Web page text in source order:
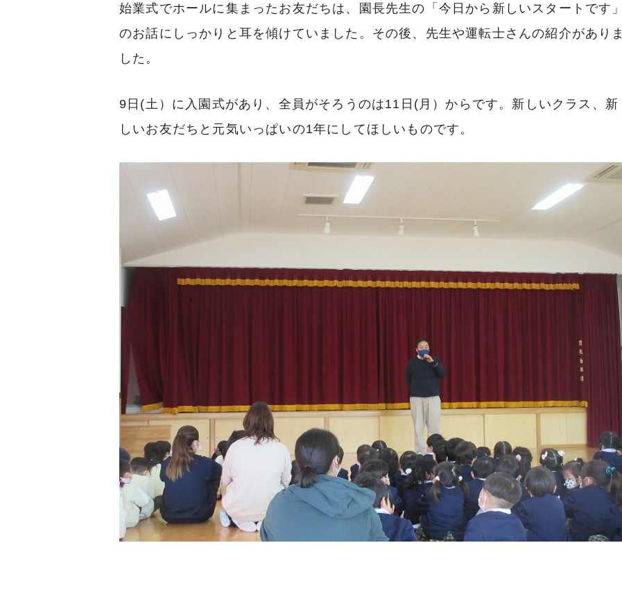
始業式でホールに集まったお友だちは、園長先生の「今日から新しいスタートです」
のお話にしっかりと耳を傾けていました。その後、先生や運転士さんの紹介がありま
した。
9日(土）に入園式があり、全員がそろうのは11日(月）からです。新しいクラス、新
しいお友だちと元気いっぱいの1年にしてほしいものです。